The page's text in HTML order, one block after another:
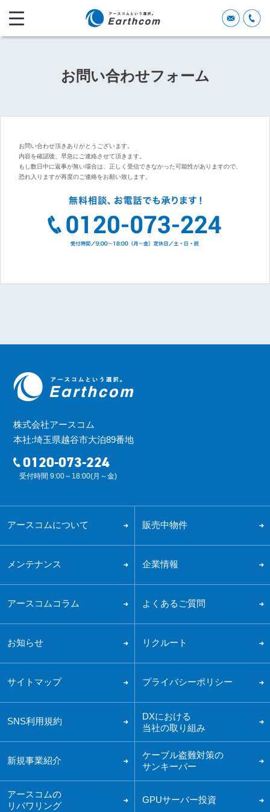
お問い合わせフォーム
お問い合わせ頂きありがとうございます。
内容を確認後、早急にご連絡させて頂きます。
もし数日中に返事が無い場合は、正しく受信できなかった可能性がありますので、
恐れ入りますが再度のご連絡をお願い致します。
株式会社アースコム
本社:埼玉県越谷市大泊89番地
0120-073-224
受付時間 9:00～18:00(月～金)
アースコムについて 販売中物件
メンテナンス 企業情報
アースコムコラム よくあるご質問
お知らせ リクルート
サイトマップ プライバシーポリシー
SNS利用規約
DXにおける
当社の取り組み
新規事業紹介
ケーブル盗難対策の
サンキーパー
アースコムの
リパワリング
GPUサーバー投資